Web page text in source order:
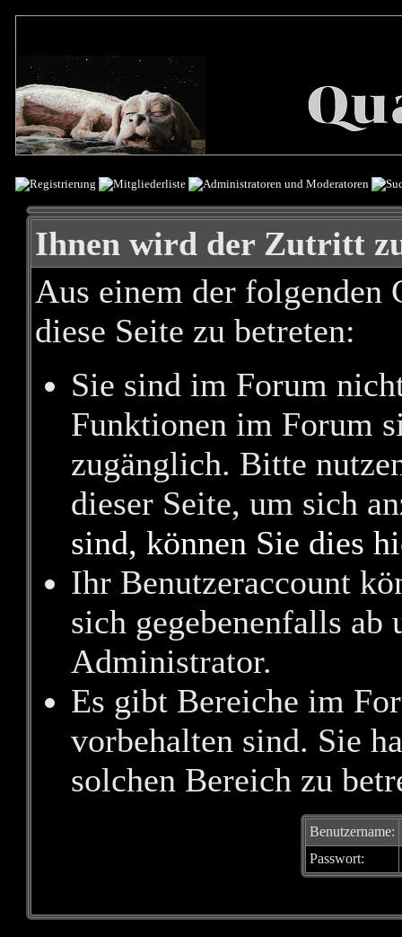
Ihnen wird der Zutritt
Aus einem der folgenden
diese Seite zu betreten:
Sie sind im Forum
Funktionen im Forum
zugänglich. Bitte
dieser Seite, um sich
sind, können Sie dies
Ihr Benutzeraccount
sich gegebenenfalls ab
Administrator.
Es gibt Bereiche im
vorbehalten sind. Sie
solchen Bereich zu
Benutzername:
Passwort: